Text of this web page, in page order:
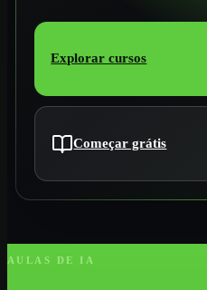
Explorar cursos
Começar grátis
AULAS DE IA